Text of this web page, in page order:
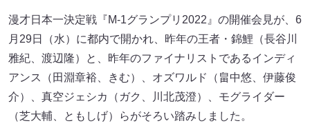
漫才日本一決定戦『M-1グランプリ2022』の開催会見が、6
月29日（水）に都内で開かれ、昨年の王者・錦鯉（長谷川
雅紀、渡辺隆）と、昨年のファイナリストであるインディ
アンス（田淵章裕、きむ）、オズワルド（畠中悠、伊藤俊
介）、真空ジェシカ（ガク、川北茂澄）、モグライダー
（芝大輔、ともしげ）らがそろい踏みしました。